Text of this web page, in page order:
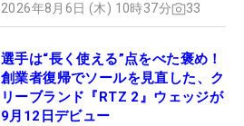
2026年8月6日 (木) 10時37分 33
選手は“長く使える”点をべた褒め！
創業者復帰でソールを見直した、ク
リーブランド『RTZ 2』ウェッジが
9月12日デビュー